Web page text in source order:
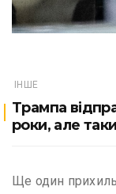
ІНШЕ
Трампа
роки, але
Ще один